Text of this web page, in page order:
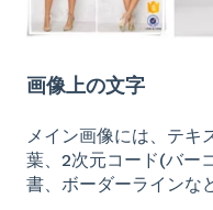
画像上の文字
メイン画像には、テキ
葉、2次元コード(バー
書、ボーダーラインな